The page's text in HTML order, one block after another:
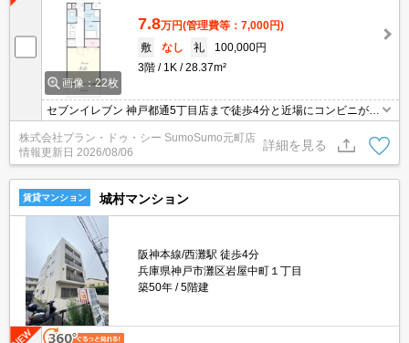
画像：22枚
7.8万円(管理費等：7,000円)
敷
なし 礼
100,000円
3階
1K 28.37m²
セブンイレブン 神戸都通5丁目店まで徒歩4分と近場にコンビニがあ
るのもポイント。
株式会社プラン・ドゥ・シー SumoSumo元町店
情報更新日 2026/08/06
詳細を見る
賃貸マンション 城村マンション
阪神本線/西灘駅 徒歩4分
兵庫県神戸市灘区岩屋中町１丁目
築50年
5階建